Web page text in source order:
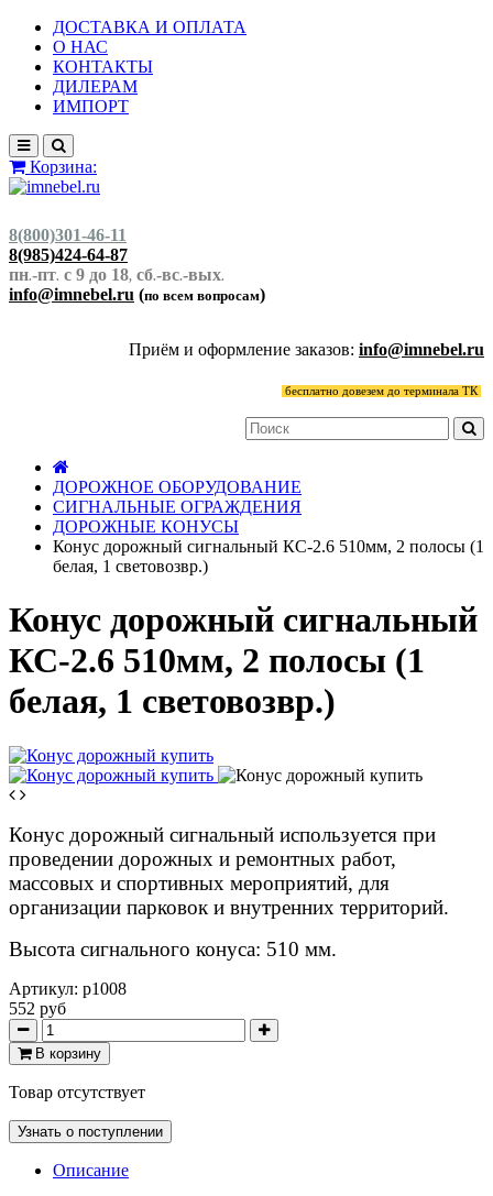
ДОСТАВКА И ОПЛАТА
О НАС
КОНТАКТЫ
ДИЛЕРАМ
ИМПОРТ
Корзина:
8(800)301-46-11
8(985)424-64-87
пн.-пт. с 9 до 18, сб.-вс.-вых.
info@imnebel.ru (по всем вопросам)
Приём и оформление заказов: info@imnebel.ru
бесплатно довезем до терминала ТК
ДОРОЖНОЕ ОБОРУДОВАНИЕ
СИГНАЛЬНЫЕ ОГРАЖДЕНИЯ
ДОРОЖНЫЕ КОНУСЫ
Конус дорожный сигнальный КС-2.6 510мм, 2 полосы (1
белая, 1 световозвр.)
Конус дорожный сигнальный
КС-2.6 510мм, 2 полосы (1
белая, 1 световозвр.)
Конус дорожный сигнальный используется при
проведении дорожных и ремонтных работ,
массовых и спортивных мероприятий, для
организации парковок и внутренних территорий.
Высота сигнального конуса: 510 мм.
Артикул: p1008
552 руб
В корзину
Товар отсутствует
Узнать о поступлении
Описание